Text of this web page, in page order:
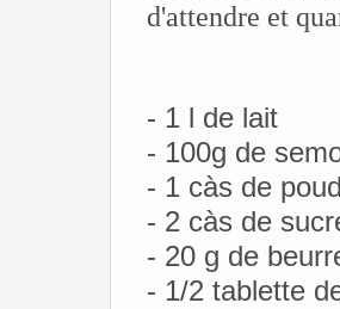
d'attendre et
- 1 l de lait
- 100g de
- 1 càs de
- 2 càs de
- 20 g de
- 1/2 tablette